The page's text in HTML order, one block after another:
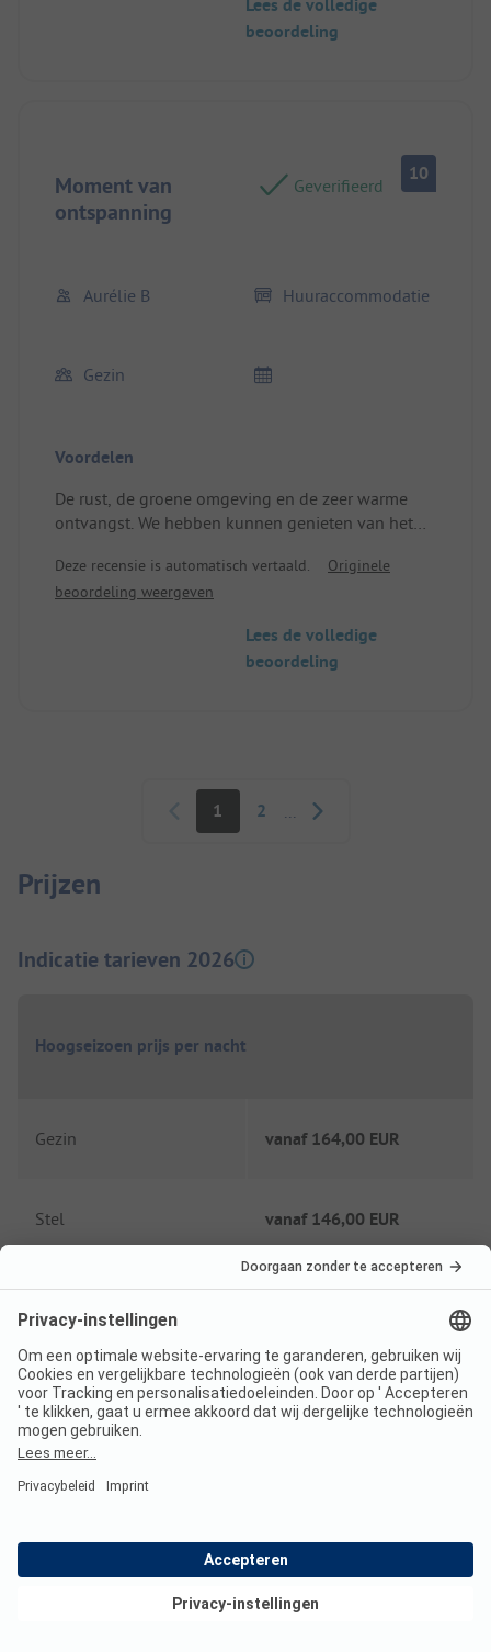
Lees de volledige
beoordeling
Moment van
ontspanning
Geverifieerd
10
Aurélie B Huuraccommodatie
Gezin
Voordelen
De rust, de groene omgeving en de zeer warme
ontvangst. We hebben kunnen genieten van het
Een nacht in een zeer goed uitgeruste caravan,
echt verfrissend.
Deze recensie is automatisch vertaald.
Originele
beoordeling weergeven
Lees de volledige
beoordeling
1 2
Prijzen
Indicatie tarieven 2026
Hoogseizoen prijs per nacht
Gezin vanaf 164,00 EUR
Stel vanaf 146,00 EUR
Laagseizoen prijs per nacht
Gezin vanaf126,00 EUR
Stel
Extra's
Bekijk deals